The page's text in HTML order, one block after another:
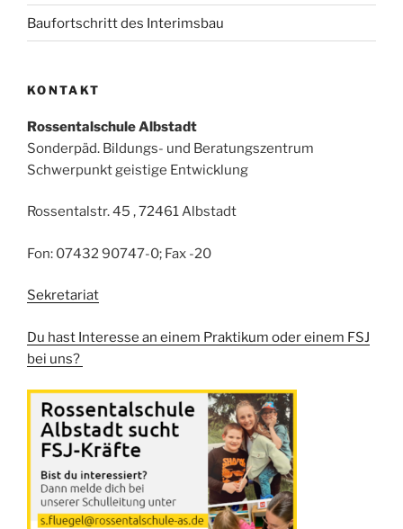
Baufortschritt des Interimsbau
KONTAKT
Rossentalschule Albstadt
Sonderpäd. Bildungs- und Beratungszentrum
Schwerpunkt geistige Entwicklung
Rossentalstr. 45 , 72461 Albstadt
Fon: 07432 90747-0; Fax -20
Sekretariat
Du hast Interesse an einem Praktikum oder einem FSJ
bei uns?